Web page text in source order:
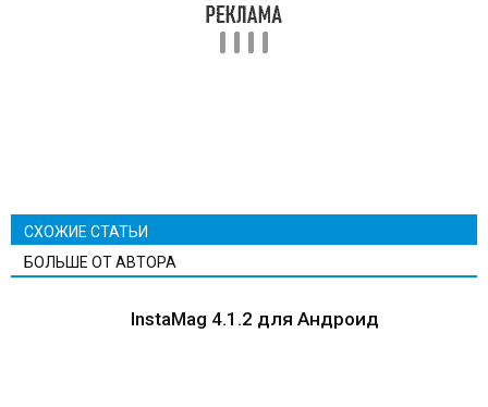
СХОЖИЕ СТАТЬИ
БОЛЬШЕ ОТ АВТОРА
InstaMag 4.1.2 для Андроид